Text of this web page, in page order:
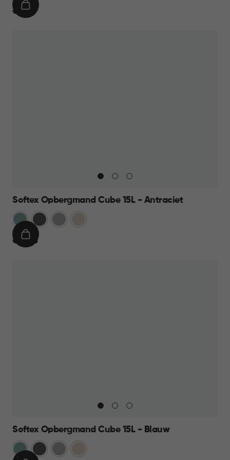
€
€ 11,95
IN
Softex Opbergmand Cube 15L - Antraciet
BlauwAntraciet
TaupeBeige
€
€ 10,95
IN
Softex Opbergmand Cube 15L - Blauw
BlauwAntraciet
TaupeBeige